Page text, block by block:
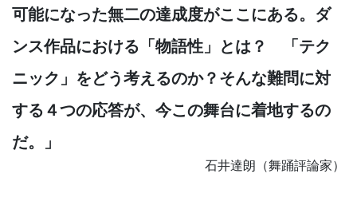
可能になった無二の達成度がここにある。ダ
ンス作品における「物語性」とは？ 「テク
ニック」をどう考えるのか？そんな難問に対
する４つの応答が、今この舞台に着地するの
だ。」
石井達朗（舞踊評論家）